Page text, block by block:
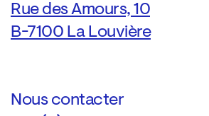
Rue des Amours, 10
B-7100 La Louvière
Nous contacter